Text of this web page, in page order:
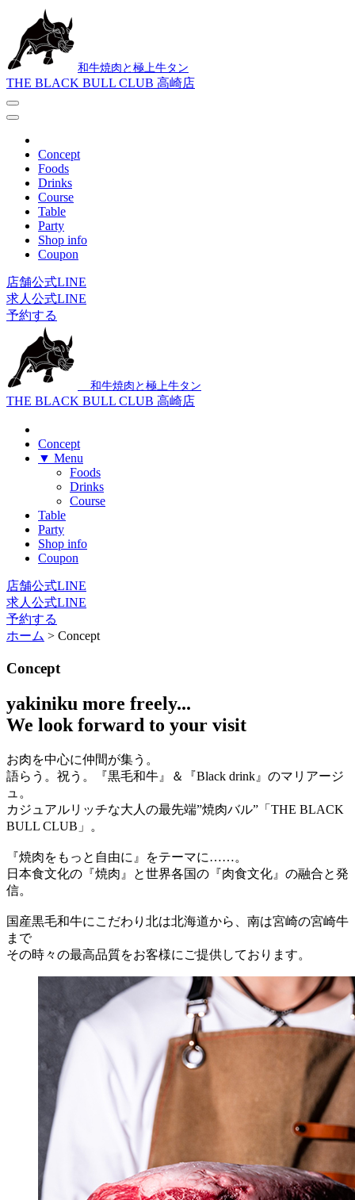
和牛焼肉と極上牛タン
THE BLACK BULL CLUB 高崎店
Concept
Foods
Drinks
Course
Table
Party
Shop info
Coupon
店舗公式LINE
求人公式LINE
予約する
和牛焼肉と極上牛タン
THE BLACK BULL CLUB 高崎店
Concept
▼ Menu
Foods
Drinks
Course
Table
Party
Shop info
Coupon
店舗公式LINE
求人公式LINE
予約する
ホーム > Concept
Concept
yakiniku more freely...
We look forward to your visit
お肉を中心に仲間が集う。
語らう。祝う。『黒毛和牛』＆『Black drink』のマリアージ
ュ。
カジュアルリッチな大人の最先端”焼肉バル”「THE BLACK
BULL CLUB」。
『焼肉をもっと自由に』をテーマに……。
日本食文化の『焼肉』と世界各国の『肉食文化』の融合と発
信。
国産黒毛和牛にこだわり北は北海道から、南は宮崎の宮崎牛
まで
その時々の最高品質をお客様にご提供しております。